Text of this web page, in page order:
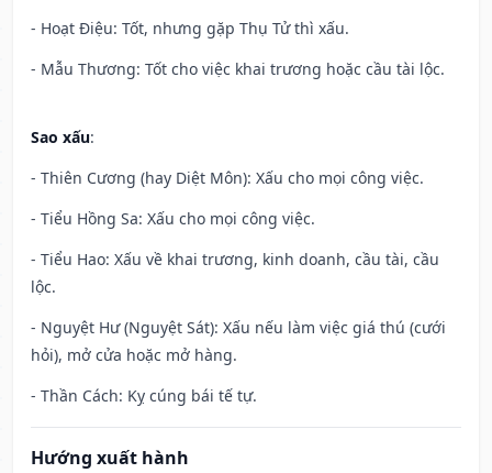
- Hoạt Điệu: Tốt, nhưng gặp Thụ Tử thì xấu.
- Mẫu Thương: Tốt cho việc khai trương hoặc cầu tài lộc.
Sao xấu:
- Thiên Cương (hay Diệt Môn): Xấu cho mọi công việc.
- Tiểu Hồng Sa: Xấu cho mọi công việc.
- Tiểu Hao: Xấu về khai trương, kinh doanh, cầu tài, cầu
lộc.
- Nguyệt Hư (Nguyệt Sát): Xấu nếu làm việc giá thú (cưới
hỏi), mở cửa hoặc mở hàng.
- Thần Cách: Kỵ cúng bái tế tự.
Hướng xuất hành